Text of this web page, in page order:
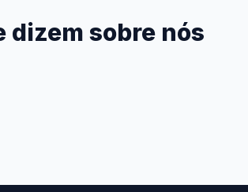
dizem sobre nós